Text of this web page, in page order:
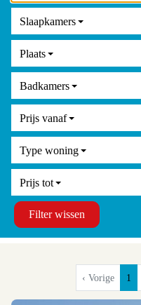
Slaapkamers
Plaats
Badkamers
Prijs vanaf
Type woning
Prijs tot
Filter wissen
‹ Vorige 1